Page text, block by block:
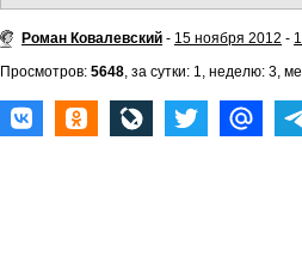
Роман Ковалевский - 15 ноября 2012 -
Просмотров: 5648, за сутки: 1, неделю: 3,